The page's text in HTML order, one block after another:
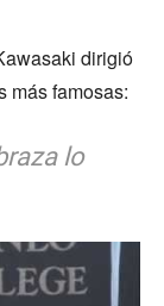
dirigió
más famosas:
lo